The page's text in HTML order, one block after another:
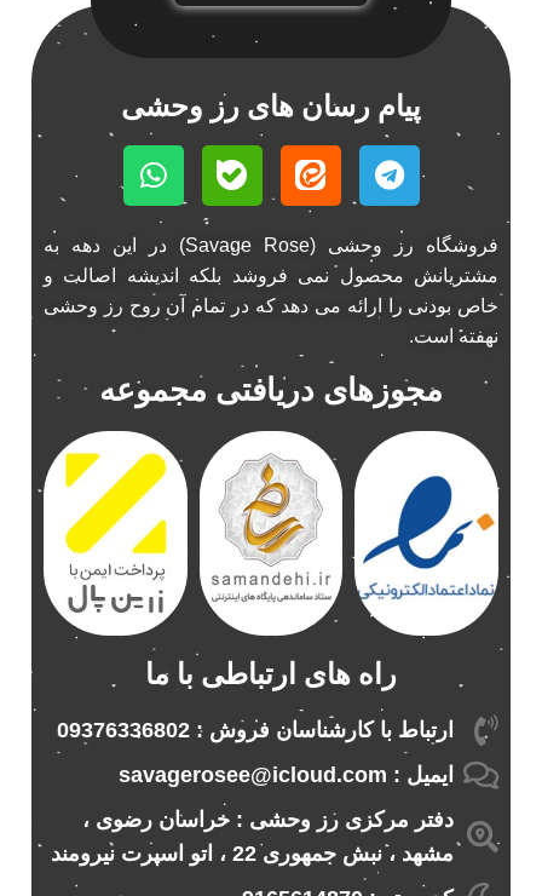
پیام رسان های رز وحشی
فروشگاه رز وحشی (Savage Rose) در این دهه به
مشتریانش محصول نمی فروشد بلکه اندیشه اصالت و
خاص بودنی را ارائه می دهد که در تمام آن روح رز وحشی
نهفته است.
مجوزهای دریافتی مجموعه
راه های ارتباطی با ما
ارتباط با کارشناسان فروش : 09376336802
ایمیل : savagerosee@icloud.com
دفتر مرکزی رز وحشی : خراسان رضوی ،
مشهد ، نبش جمهوری 22 ، اتو اسپرت نیرومند